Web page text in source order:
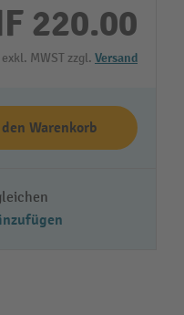
220.00
MWST zzgl. Versand
Warenkorb